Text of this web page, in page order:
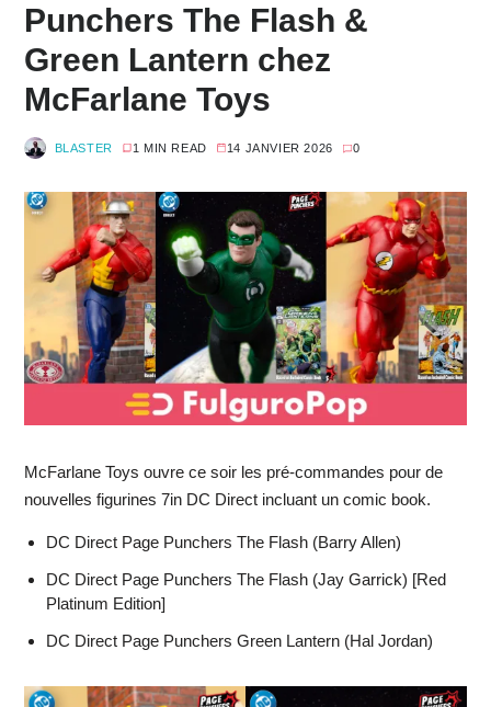
Punchers The Flash &
Green Lantern chez
McFarlane Toys
BLASTER 1 MIN READ 14 JANVIER 2026 0
McFarlane Toys ouvre ce soir les pré-commandes pour de
nouvelles figurines 7in DC Direct incluant un comic book.
DC Direct Page Punchers The Flash (Barry Allen)
DC Direct Page Punchers The Flash (Jay Garrick) [Red
Platinum Edition]
DC Direct Page Punchers Green Lantern (Hal Jordan)